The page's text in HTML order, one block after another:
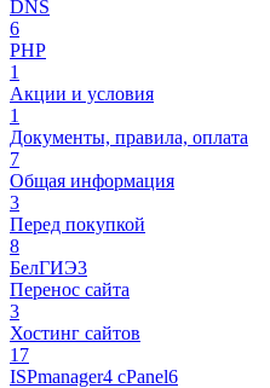
DNS
6
PHP
1
Акции и условия
1
Документы, правила, оплата
7
Общая информация
3
Перед покупкой
8
БелГИЭ3
Перенос сайта
3
Хостинг сайтов
17
ISPmanager4 cPanel6